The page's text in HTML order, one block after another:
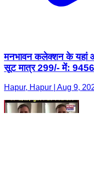
मनभावन कलेक्शन के यहां
सूट मात्र 299/- में:
Hapur, Hapur | Aug 9,